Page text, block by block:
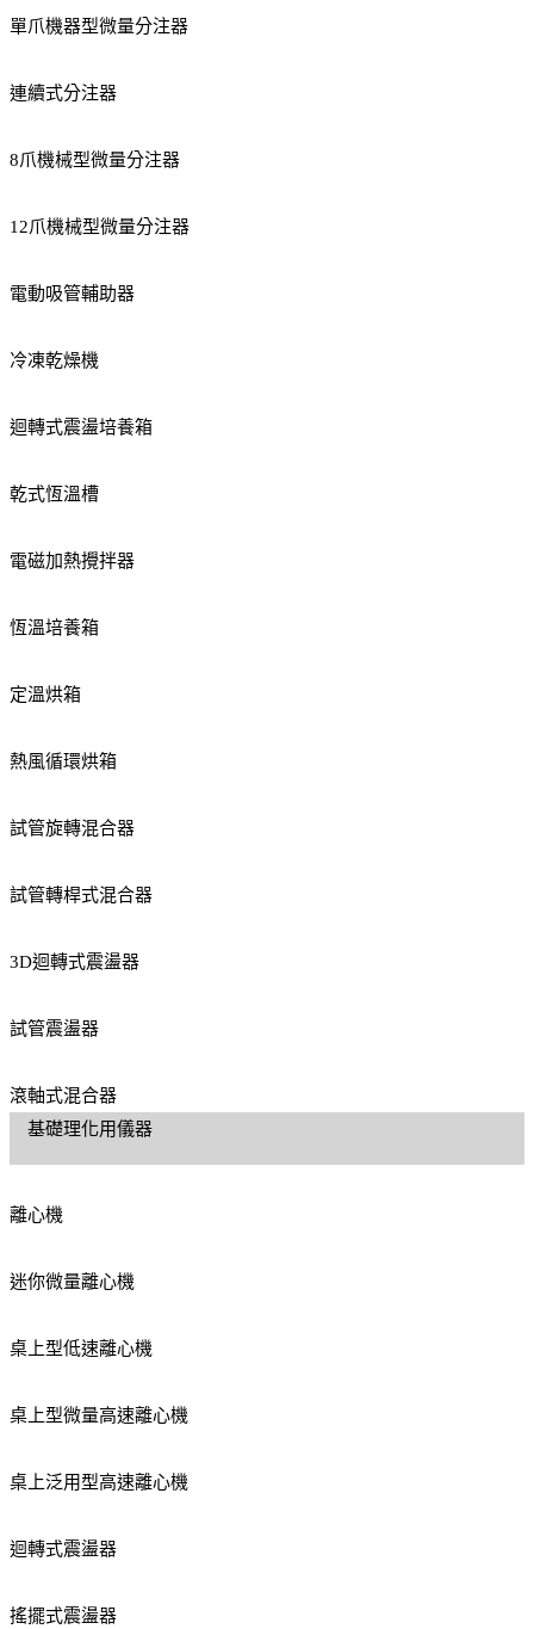
單爪機器型微量分注器
連續式分注器
8爪機械型微量分注器
12爪機械型微量分注器
電動吸管輔助器
冷凍乾燥機
迴轉式震盪培養箱
乾式恆溫槽
電磁加熱攪拌器
恆溫培養箱
定溫烘箱
熱風循環烘箱
試管旋轉混合器
試管轉桿式混合器
3D迴轉式震盪器
試管震盪器
滾軸式混合器
基礎理化用儀器
離心機
迷你微量離心機
桌上型低速離心機
桌上型微量高速離心機
桌上泛用型高速離心機
迴轉式震盪器
搖擺式震盪器